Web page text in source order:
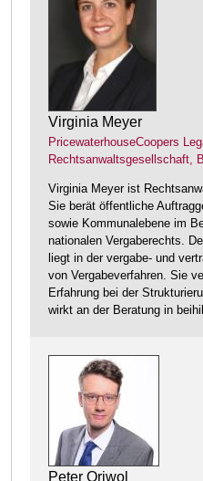
Virginia Meyer
PricewaterhouseCoopers
Rechtsanwaltsgesellschaft,
Virginia Meyer ist
Sie berät öffentliche
sowie Kommunalebene im
nationalen Vergaberechts.
liegt in der vergabe- und
von Vergabeverfahren. Sie
Erfahrung bei der
wirkt an der Beratung in
Peter Oriwol